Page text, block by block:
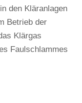
den Kläranlagen
Betrieb der
Klärgas
Faulschlammes